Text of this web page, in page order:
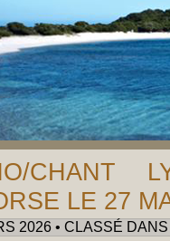
CHANT
LE 27
2026 • CLASSÉ